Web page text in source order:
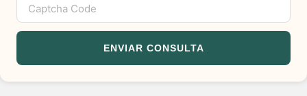
ENVIAR CONSULTA